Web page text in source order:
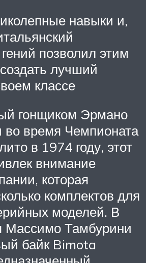
навыки и,
позволил этим
лучший
классе
гонщиком Эрмано
во время Чемпионата
в 1974 году, этот
внимание
которая
комплектов для
моделей. В
Массимо Тамбурини
байк Bimota